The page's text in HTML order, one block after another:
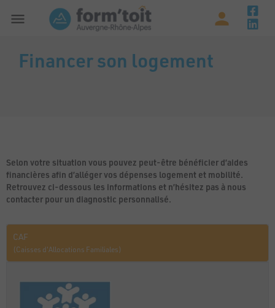
Financer son logement
Selon votre situation vous pouvez peut-être bénéficier d’aides
financières afin d’alléger vos dépenses logement et mobilité.
Retrouvez ci-dessous les informations et n’hésitez pas à nous
contacter pour un diagnostic personnalisé.
CAF
(Caisses d'Allocations Familiales)